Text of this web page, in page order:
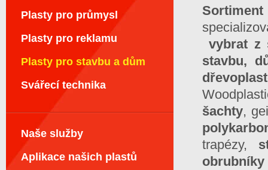
Sortiment
vybrat z
stavbu,
šachty,
trapézy,
obrubníky
Plasty pro průmysl
Plasty pro reklamu
Plasty pro stavbu a dům
Svářecí technika
Naše služby
Aplikace našich plastů